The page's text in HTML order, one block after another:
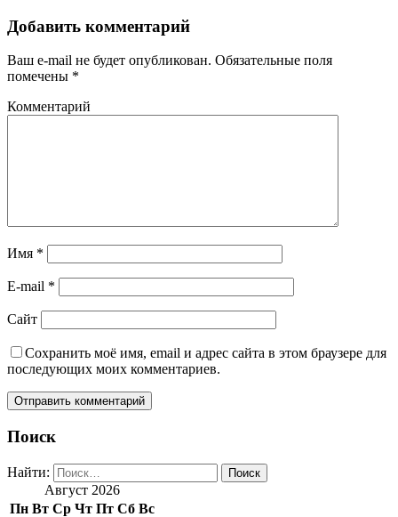
Добавить комментарий
Ваш e-mail не будет опубликован. Обязательные поля
помечены *
Комментарий
Имя *
E-mail *
Сайт
Сохранить моё имя, email и адрес сайта в этом браузере для
последующих моих комментариев.
Поиск
Найти:
Август 2026
Пн Вт Ср Чт Пт Сб Вс